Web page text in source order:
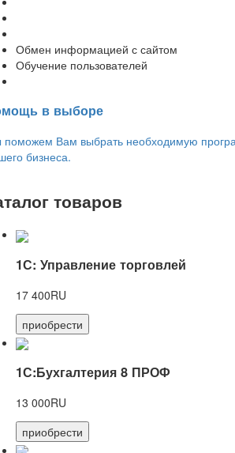
Обмен информацией с сайтом
Обучение пользователей
в выборе
Вам выбрать необходимую
бизнеса.
товаров
1С: Управление торговлей
17 400RU
приобрести
1С:Бухгалтерия 8 ПРОФ
13 000RU
приобрести